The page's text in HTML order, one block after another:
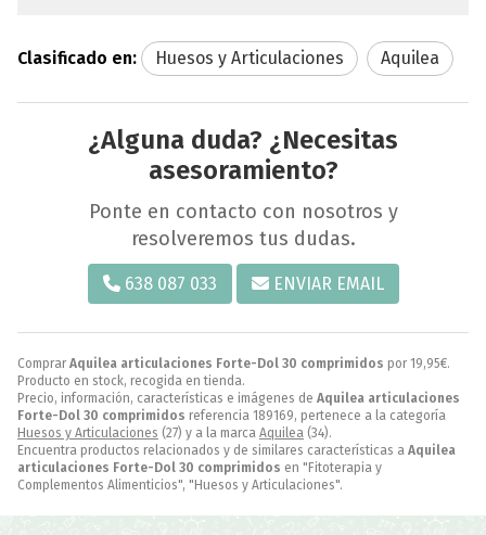
Comprar Aquilea articulaciones Forte-Dol 30 comprimidos por 19,95€.
Producto en stock, recogida en tienda.
Precio, información, características e imágenes de Aquilea articulaciones
Forte-Dol 30 comprimidos referencia 189169, pertenece a la categoría
Huesos y Articulaciones (27) y a la marca Aquilea (34).
Encuentra productos relacionados y de similares características a Aquilea
articulaciones Forte-Dol 30 comprimidos en "Fitoterapia y
Complementos Alimenticios", "Huesos y Articulaciones".
Clasificado en: Huesos y Articulaciones Aquilea
¿Alguna duda? ¿Necesitas
asesoramiento?
Ponte en contacto con nosotros y
resolveremos tus dudas.
638 087 033 ENVIAR EMAIL